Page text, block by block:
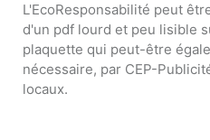
L'EcoResponsabilité peut
d'un pdf lourd et peu lisible
plaquette qui peut-être
nécessaire, par CEP-
locaux.